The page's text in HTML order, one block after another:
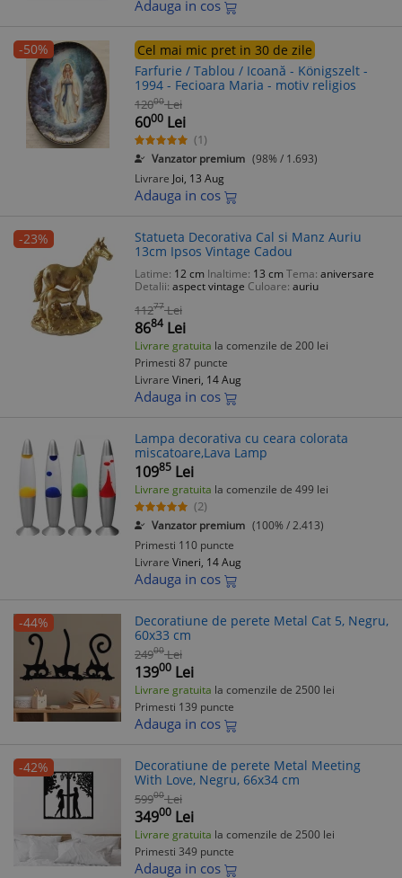
Adauga in cos
-50%
Cel mai mic pret in 30 de zile
Farfurie / Tablou / Icoană - Königszelt -
1994 - Fecioara Maria - motiv religios
12000 Lei
6000 Lei
(1)
Vanzator premium (98% / 1.693)
Livrare Joi, 13 Aug
Adauga in cos
-23%
Statueta Decorativa Cal si Manz Auriu
13cm Ipsos Vintage Cadou
Latime: 12 cm Inaltime: 13 cmTema: aniversare
Detalii: aspect vintage Culoare: auriu
11277 Lei
8684 Lei
Livrare gratuita la comenzile de 200 lei
Primesti 87 puncte
Livrare Vineri, 14 Aug
Adauga in cos
Lampa decorativa cu ceara colorata
miscatoare,Lava Lamp
10985 Lei
Livrare gratuita la comenzile de 499 lei
(2)
Vanzator premium (100% / 2.413)
Primesti 110 puncte
Livrare Vineri, 14 Aug
Adauga in cos
-44%
Decoratiune de perete Metal Cat 5, Negru,
60x33 cm
24900 Lei
13900 Lei
Livrare gratuita la comenzile de 2500 lei
Primesti 139 puncte
Adauga in cos
-42%
Decoratiune de perete Metal Meeting
With Love, Negru, 66x34 cm
59900 Lei
34900 Lei
Livrare gratuita la comenzile de 2500 lei
Primesti 349 puncte
Adauga in cos